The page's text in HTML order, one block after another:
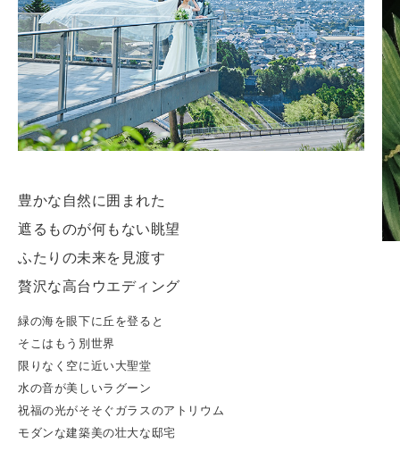
豊かな自然に囲まれた
遮るものが何もない眺望
ふたりの未来を見渡す
贅沢な高台ウエディング
緑の海を眼下に丘を登ると
そこはもう別世界
限りなく空に近い大聖堂
水の音が美しいラグーン
祝福の光がそそぐガラスのアトリウム
モダンな建築美の壮大な邸宅